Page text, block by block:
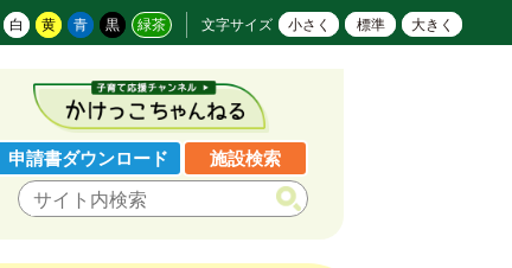
白 黄 青 黒 緑茶 文字サイズ 小さく 標準 大きく
申請書ダウンロード 施設検索